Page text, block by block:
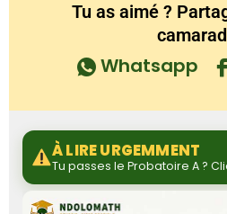
Tu as aimé ?
Whatsapp
À LIRE URGEMMENT
Tu passes le Probatoire A ?